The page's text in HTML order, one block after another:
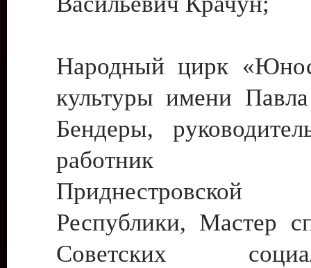
Народный цирк
культуры имени
Бендеры,
работник
Приднестровской
Республики, Мастер
Советских